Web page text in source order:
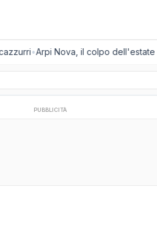
•Arpi Nova, il colpo dell'estate
PUBBLICITÀ